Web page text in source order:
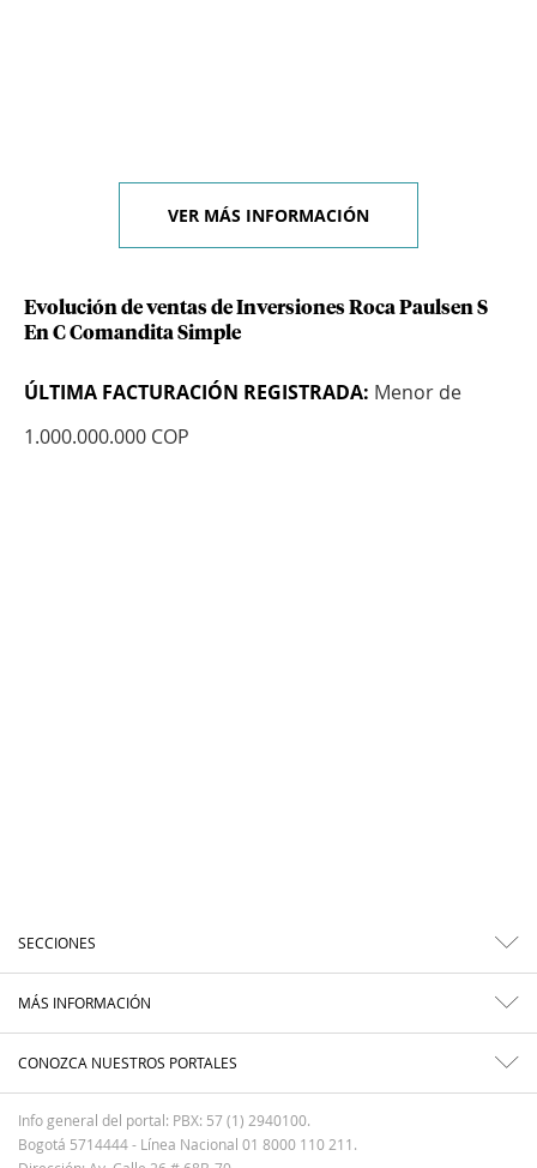
VER MÁS INFORMACIÓN
Evolución de ventas de Inversiones Roca Paulsen S
En C Comandita Simple
ÚLTIMA FACTURACIÓN REGISTRADA: Menor de
1.000.000.000 COP
SECCIONES
MÁS INFORMACIÓN
CONOZCA NUESTROS PORTALES
Info general del portal: PBX: 57 (1) 2940100.
Bogotá 5714444 - Línea Nacional 01 8000 110 211.